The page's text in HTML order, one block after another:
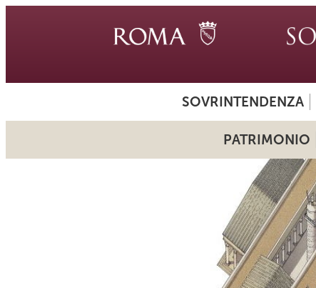
SOVRINTENDENZA
PATRIMONIO